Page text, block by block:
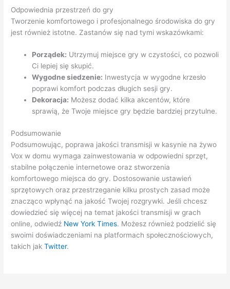
Odpowiednia przestrzeń do gry
Tworzenie komfortowego i profesjonalnego środowiska do gry
jest również istotne. Zastanów się nad tymi wskazówkami:
Porządek: Utrzymuj miejsce gry w czystości, co pozwoli
Ci lepiej się skupić.
Wygodne siedzenie: Inwestycja w wygodne krzesło
poprawi komfort podczas długich sesji gry.
Dekoracja: Możesz dodać kilka akcentów, które
sprawią, że Twoje miejsce gry będzie bardziej przytulne.
Podsumowanie
Podsumowując, poprawa jakości transmisji w kasynie na żywo
Vox w domu wymaga zainwestowania w odpowiedni sprzęt,
stabilne połączenie internetowe oraz stworzenia
komfortowego miejsca do gry. Dostosowanie ustawień
sprzętowych oraz przestrzeganie kilku prostych zasad może
znacząco wpłynąć na jakość Twojej rozgrywki. Jeśli chcesz
dowiedzieć się więcej na temat jakości transmisji w grach
online, odwiedź New York Times. Możesz również podzielić się
swoimi doświadczeniami na platformach społecznościowych,
takich jakTwitter.